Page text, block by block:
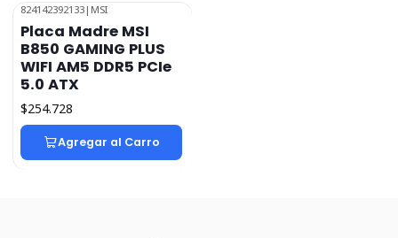
824142392133 | MSI
Placa Madre MSI
B850 GAMING PLUS
WIFI AM5 DDR5 PCIe
5.0 ATX
$254.728
Agregar al Carro